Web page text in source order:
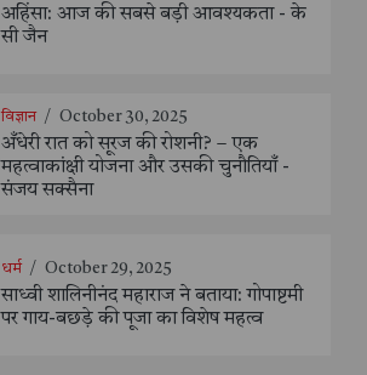
अहिंसा: आज की सबसे बड़ी आवश्यकता - के
सी जैन
विज्ञान / October 30, 2025
अँधेरी रात को सूरज की रोशनी? – एक
महत्वाकांक्षी योजना और उसकी चुनौतियाँ -
संजय सक्सैना
धर्म / October 29, 2025
साध्वी शालिनीनंद महाराज ने बताया: गोपाष्टमी
पर गाय-बछड़े की पूजा का विशेष महत्व